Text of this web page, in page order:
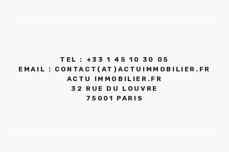
TEL : +33 1 45 10 30 05
EMAIL : CONTACT(AT)ACTUIMMOBILIER.FR
ACTU IMMOBILIER.FR
32 RUE DU LOUVRE
75001 PARIS